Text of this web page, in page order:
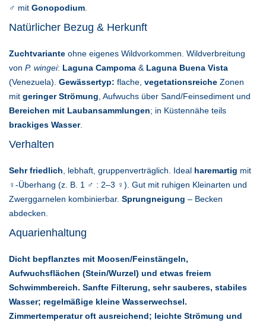
♂ mit Gonopodium
Natürlicher Bezug & Herkunft
Zuchtvariante ohne eigenes Wildvorkommen. Wildverbreitung
von P. wingei: Laguna Campoma & Laguna Buena Vista
(Venezuela). Gewässertyp: flache, vegetationsreiche Zonen
mit geringer Strömung , Aufwuchs über Sand/Feinsediment und
Bereichen mit Laubansammlungen; in Küstennähe teils
brackiges Wasser.
Verhalten
Sehr friedlich , lebhaft, gruppenverträglich. Ideal haremartig mit
♀-Überhang (z. B. 1 ♂ : 2–3 ♀). Gut mit ruhigen Kleinarten und
Zwerggarnelen kombinierbar. Sprungneigung – Becken
abdecken.
Aquarienhaltung
Dicht bepflanztes mit Moosen/Feinstängeln,
Aufwuchsflächen (Stein/Wurzel) und etwas freiem
Schwimmbereich. Sanfte Filterung, sehr sauberes, stabiles
Wasser; regelmäßige kleine Wasserwechsel.
Zimmertemperatur oft ausreichend; leichte Strömung und